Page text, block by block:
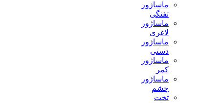
ماساژور
تفنگی
ماساژور
لاغری
ماساژور
دستی
ماساژور
ماساژور
تخت